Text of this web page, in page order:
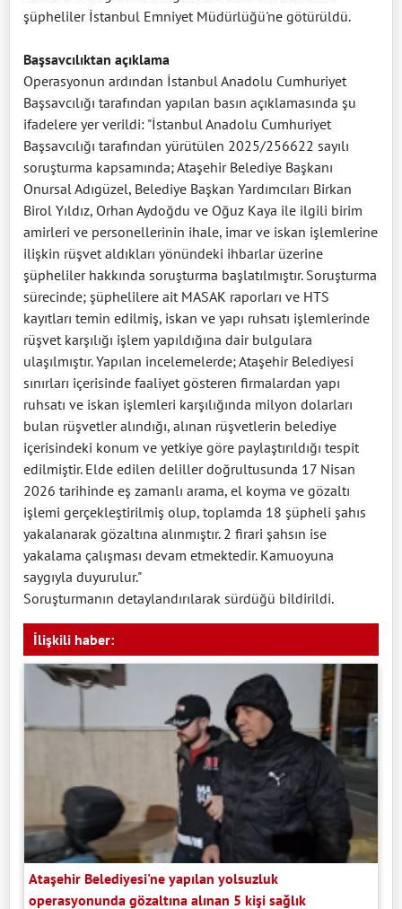
şüpheliler İstanbul Emniyet Müdürlüğü'ne götürüldü.
Başsavcılıktan açıklama
Operasyonun ardından İstanbul Anadolu Cumhuriyet
Başsavcılığı tarafından yapılan basın açıklamasında şu
ifadelere yer verildi: "İstanbul Anadolu Cumhuriyet
Başsavcılığı tarafından yürütülen 2025/256622 sayılı
soruşturma kapsamında; Ataşehir Belediye Başkanı
Onursal Adıgüzel, Belediye Başkan Yardımcıları Birkan
Birol Yıldız, Orhan Aydoğdu ve Oğuz Kaya ile ilgili birim
amirleri ve personellerinin ihale, imar ve iskan işlemlerine
ilişkin rüşvet aldıkları yönündeki ihbarlar üzerine
şüpheliler hakkında soruşturma başlatılmıştır. Soruşturma
sürecinde; şüphelilere ait MASAK raporları ve HTS
kayıtları temin edilmiş, iskan ve yapı ruhsatı işlemlerinde
rüşvet karşılığı işlem yapıldığına dair bulgulara
ulaşılmıştır. Yapılan incelemelerde; Ataşehir Belediyesi
sınırları içerisinde faaliyet gösteren firmalardan yapı
ruhsatı ve iskan işlemleri karşılığında milyon dolarları
bulan rüşvetler alındığı, alınan rüşvetlerin belediye
içerisindeki konum ve yetkiye göre paylaştırıldığı tespit
edilmiştir. Elde edilen deliller doğrultusunda 17 Nisan
2026 tarihinde eş zamanlı arama, el koyma ve gözaltı
işlemi gerçekleştirilmiş olup, toplamda 18 şüpheli şahıs
yakalanarak gözaltına alınmıştır. 2 firari şahsın ise
yakalama çalışması devam etmektedir. Kamuoyuna
saygıyla duyurulur."
Soruşturmanın detaylandırılarak sürdüğü bildirildi.
İlişkili haber:
Ataşehir Belediyesi'ne yapılan yolsuzluk
operasyonunda gözaltına alınan 5 kişi sağlık